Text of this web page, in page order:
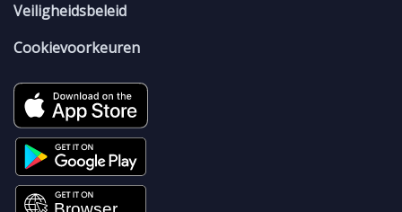
Veiligheidsbeleid
Cookievoorkeuren